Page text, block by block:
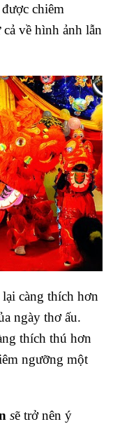
chiêm
về hình ảnh lẫn
càng thích hơn
ngày thơ ấu.
thích thú hơn
ngưỡng một
sẽ trở nên ý